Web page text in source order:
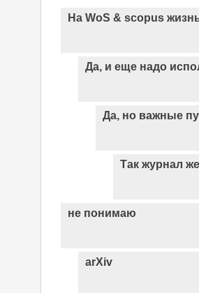
На WoS & scopus
Да, и еще надо
Да, но важные
Так журнал
не понимаю
arXiv